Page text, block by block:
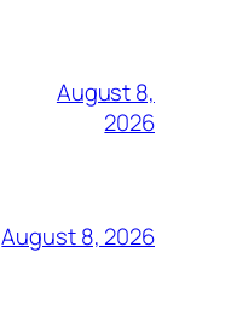
August 8,
2026
August 8, 2026